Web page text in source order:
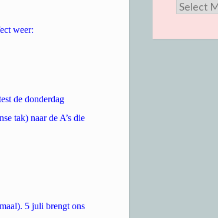
weer:
de donderdag
tak) naar de A’s die
5 juli brengt ons
Archive